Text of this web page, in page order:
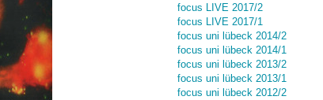
focus LIVE 2017/2
focus LIVE 2017/1
focus uni lübeck 2014/2
focus uni lübeck 2014/1
focus uni lübeck 2013/2
focus uni lübeck 2013/1
focus uni lübeck 2012/2